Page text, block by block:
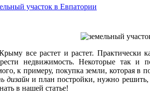
участок в Евпатории
все растет и растет. Практически
недвижимость. Некоторые так и
к примеру, покупка земли, которая в
дизайн и план постройки, нужно
в нашей статье!